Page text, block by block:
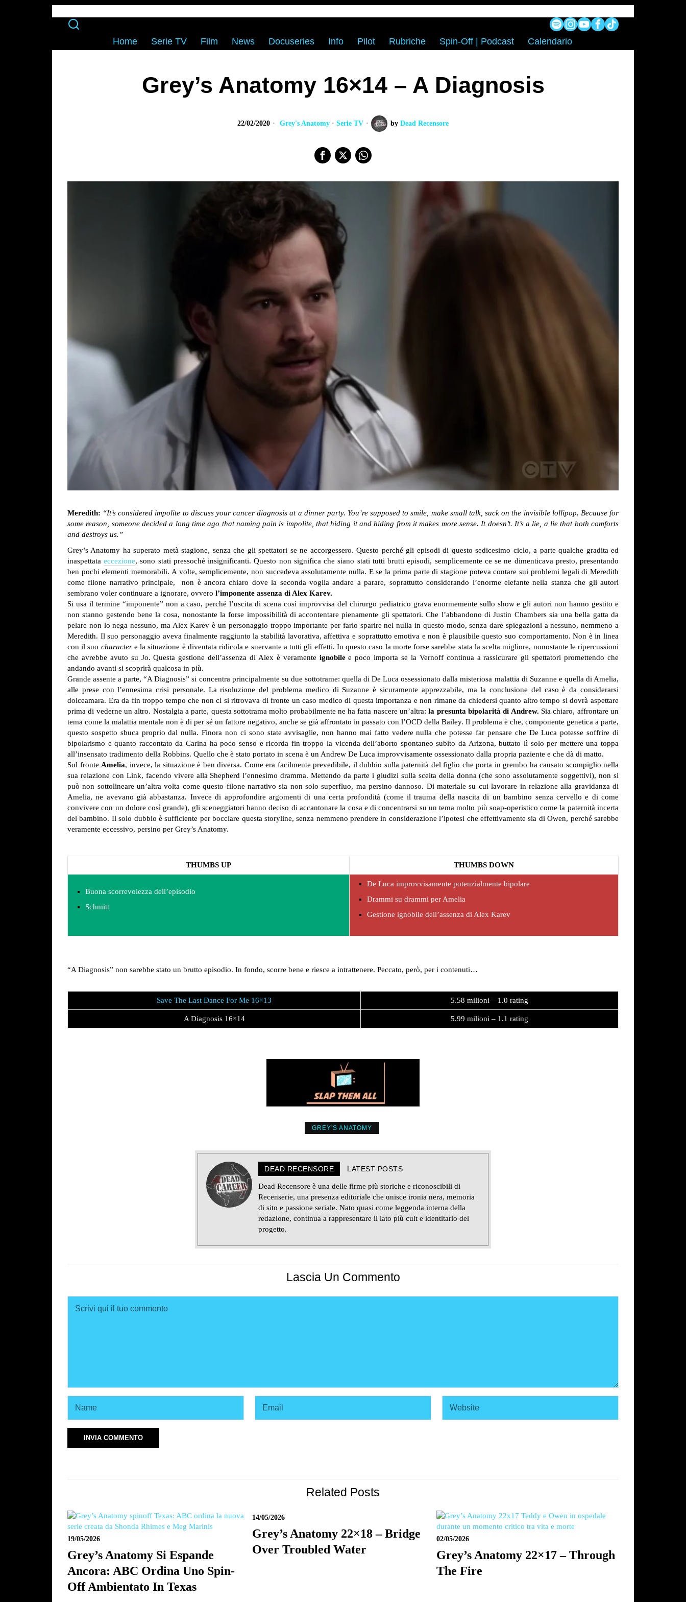
Home Serie TV Film News Docuseries Info Pilot Rubriche Spin-Off | Podcast Calendario
Grey’s Anatomy 16×14 – A Diagnosis
22/02/2020 Grey's Anatomy · Serie TV by Dead Recensore
Meredith: “It’s considered impolite to discuss your cancer diagnosis at a dinner party. You’re supposed to smile, make small talk, suck on the invisible lollipop. Because for
some reason, someone decided a long time ago that naming pain is impolite, that hiding it and hiding from it makes more sense. It doesn’t. It’s a lie, a lie that both comforts
and destroys us.”
Grey’s Anatomy ha superato metà stagione, senza che gli spettatori se ne accorgessero. Questo perché gli episodi di questo sedicesimo ciclo, a parte qualche gradita ed
inaspettataeccezione, sono stati pressoché insignificanti. Questo non significa che siano stati tutti brutti episodi, semplicemente ce se ne dimenticava presto, presentando
ben pochi elementi memorabili. A volte, semplicemente, non succedeva assolutamente nulla. E se la prima parte di stagione poteva contare sui problemi legali di Meredith
come filone narrativo principale, non è ancora chiaro dove la seconda voglia andare a parare, soprattutto considerando l’enorme elefante nella stanza che gli autori
sembrano voler continuare a ignorare, ovvero l’imponente assenza di Alex Karev.
Si usa il termine “imponente” non a caso, perché l’uscita di scena così improvvisa del chirurgo pediatrico grava enormemente sullo show e gli autori non hanno gestito e
non stanno gestendo bene la cosa, nonostante la forse impossibilità di accontentare pienamente gli spettatori. Che l’abbandono di Justin Chambers sia una bella gatta da
pelare non lo nega nessuno, ma Alex Karev è un personaggio troppo importante per farlo sparire nel nulla in questo modo, senza dare spiegazioni a nessuno, nemmeno a
Meredith. Il suo personaggio aveva finalmente raggiunto la stabilità lavorativa, affettiva e soprattutto emotiva e non è plausibile questo suo comportamento. Non è in linea
con il suo charactere la situazione è diventata ridicola e snervante a tutti gli effetti. In questo caso la morte forse sarebbe stata la scelta migliore, nonostante le ripercussioni
che avrebbe avuto su Jo. Questa gestione dell’assenza di Alex è veramente ignobilee poco importa se la Vernoff continua a rassicurare gli spettatori promettendo che
andando avanti si scoprirà qualcosa in più.
Grande assente a parte, “A Diagnosis” si concentra principalmente su due sottotrame: quella di De Luca ossessionato dalla misteriosa malattia di Suzanne e quella di Amelia,
alle prese con l’ennesima crisi personale. La risoluzione del problema medico di Suzanne è sicuramente apprezzabile, ma la conclusione del caso è da considerarsi
dolceamara. Era da fin troppo tempo che non ci si ritrovava di fronte un caso medico di questa importanza e non rimane da chiedersi quanto altro tempo si dovrà aspettare
prima di vederne un altro. Nostalgia a parte, questa sottotrama molto probabilmente ne ha fatta nascere un’altra:la presunta bipolarità di Andrew. Sia chiaro, affrontare un
tema come la malattia mentale non è di per sé un fattore negativo, anche se già affrontato in passato con l’OCD della Bailey. Il problema è che, componente genetica a parte,
questo sospetto sbuca proprio dal nulla. Finora non ci sono state avvisaglie, non hanno mai fatto vedere nulla che potesse far pensare che De Luca potesse soffrire di
bipolarismo e quanto raccontato da Carina ha poco senso e ricorda fin troppo la vicenda dell’aborto spontaneo subito da Arizona, buttato lì solo per mettere una toppa
all’insensato tradimento della Robbins. Quello che è stato portato in scena è un Andrew De Luca improvvisamente ossessionato dalla propria paziente e che dà di matto.
Sul fronte Amelia, invece, la situazione è ben diversa. Come era facilmente prevedibile, il dubbio sulla paternità del figlio che porta in grembo ha causato scompiglio nella
sua relazione con Link, facendo vivere alla Shepherd l’ennesimo dramma. Mettendo da parte i giudizi sulla scelta della donna (che sono assolutamente soggettivi), non si
può non sottolineare un’altra volta come questo filone narrativo sia non solo superfluo, ma persino dannoso. Di materiale su cui lavorare in relazione alla gravidanza di
Amelia, ne avevano già abbastanza. Invece di approfondire argomenti di una certa profondità (come il trauma della nascita di un bambino senza cervello e di come
convivere con un dolore così grande), gli sceneggiatori hanno deciso di accantonare la cosa e di concentrarsi su un tema molto più soap-operistico come la paternità incerta
del bambino. Il solo dubbio è sufficiente per bocciare questa storyline, senza nemmeno prendere in considerazione l’ipotesi che effettivamente sia di Owen, perché sarebbe
veramente eccessivo, persino per Grey’s Anatomy.
THUMBS UP THUMBS DOWN
Buona scorrevolezza dell’episodio
Schmitt
De Luca improvvisamente potenzialmente bipolare
Drammi su drammi per Amelia
Gestione ignobile dell’assenza di Alex Karev
“A Diagnosis” non sarebbe stato un brutto episodio. In fondo, scorre bene e riesce a intrattenere. Peccato, però, per i contenuti…
Save The Last Dance For Me 16×13 5.58 milioni – 1.0 rating
A Diagnosis 16×14 5.99 milioni – 1.1 rating
GREY'S ANATOMY
DEAD RECENSORE LATEST POSTS
Dead Recensore è una delle firme più storiche e riconoscibili di
Recenserie, una presenza editoriale che unisce ironia nera, memoria
di sito e passione seriale. Nato quasi come leggenda interna della
redazione, continua a rappresentare il lato più cult e identitario del
progetto.
Lascia Un Commento
Related Posts
19/05/2026
Grey’s Anatomy Si Espande
Ancora: ABC Ordina Uno Spin-
Off Ambientato In Texas
14/05/2026
Grey’s Anatomy 22×18 – Bridge
Over Troubled Water
02/05/2026
Grey’s Anatomy 22×17 – Through
The Fire